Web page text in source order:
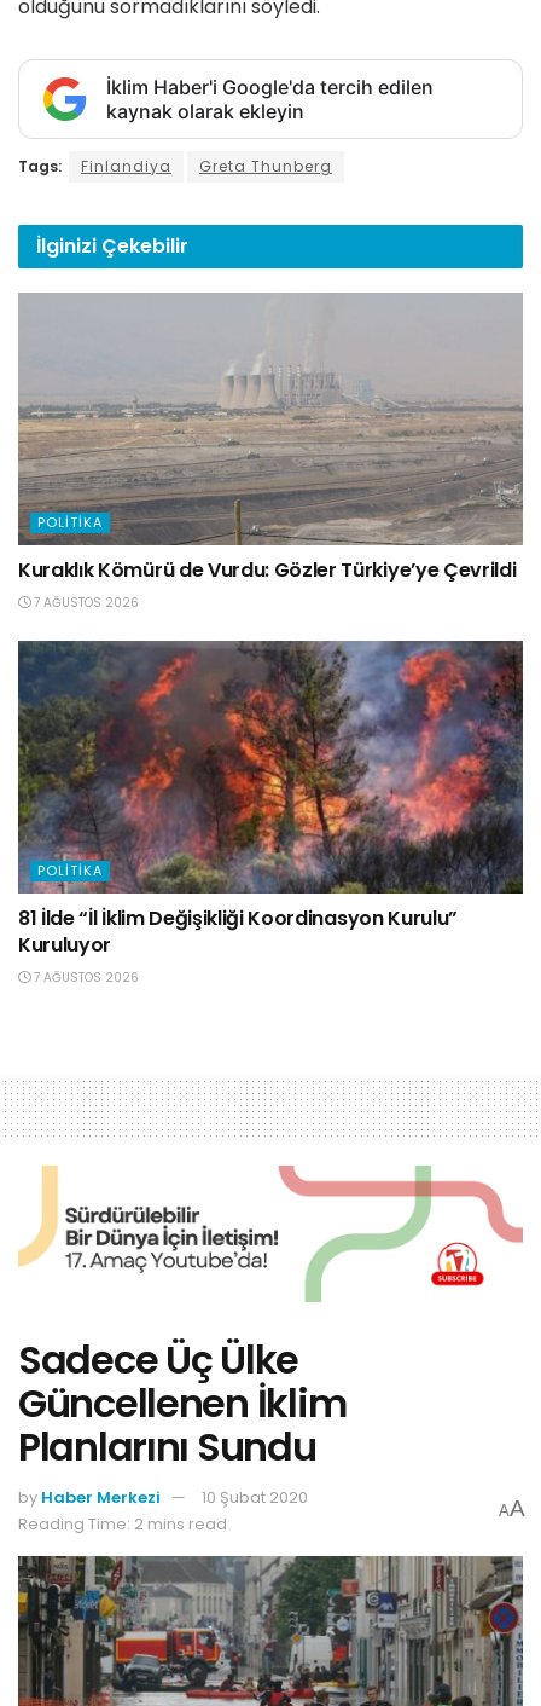
olduğunu sormadıklarını söyledi.
İklim Haber'i Google'da tercih edilen
kaynak olarak ekleyin
Tags: Finlandiya Greta Thunberg
İlginizi Çekebilir
POLITIKA
Kuraklık Kömürü de Vurdu: Gözler Türkiye’ye Çevrildi
7 AĞUSTOS 2026
POLITIKA
81 İlde “İl İklim Değişikliği Koordinasyon Kurulu”
Kuruluyor
7 AĞUSTOS 2026
Sadece Üç Ülke
Güncellenen İklim
Planlarını Sundu
by Haber Merkezi
10 Şubat 2020
Reading Time: 2 mins read
AA